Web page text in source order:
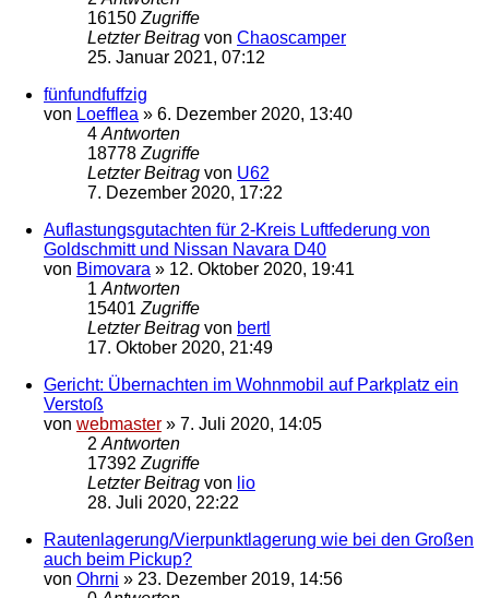
16150 Zugriffe
Letzter Beitrag von Chaoscamper
25. Januar 2021, 07:12
fünfundfuffzig
von Loefflea » 6. Dezember 2020, 13:40
4 Antworten
18778 Zugriffe
Letzter Beitrag von U62
7. Dezember 2020, 17:22
Auflastungsgutachten für 2-Kreis Luftfederung von
Goldschmitt und Nissan Navara D40
von Bimovara » 12. Oktober 2020, 19:41
1 Antworten
15401 Zugriffe
Letzter Beitrag von bertl
17. Oktober 2020, 21:49
Gericht: Übernachten im Wohnmobil auf Parkplatz ein
Verstoß
von webmaster » 7. Juli 2020, 14:05
2 Antworten
17392 Zugriffe
Letzter Beitrag von lio
28. Juli 2020, 22:22
Rautenlagerung/Vierpunktlagerung wie bei den Großen
auch beim Pickup?
von Ohrni » 23. Dezember 2019, 14:56